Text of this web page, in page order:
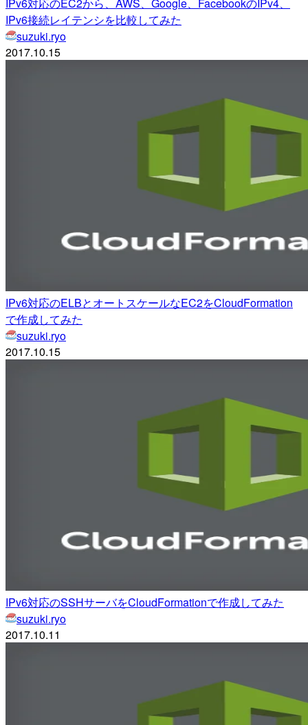
IPv6接続レイテンシを比較してみた
suzuki.ryo
2017.10.15
IPv6対応のELBとオートスケールなEC2をCloudFormation
で作成してみた
suzuki.ryo
2017.10.15
IPv6対応のSSHサーバをCloudFormationで作成してみた
suzuki.ryo
2017.10.11